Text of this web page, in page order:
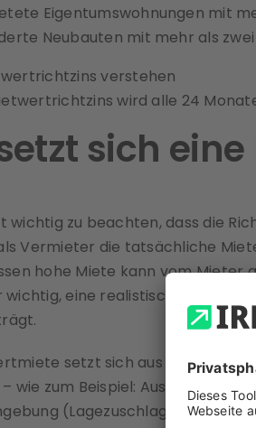
Eigentumswohnungen mit
Neubauten mit mehr als
wird alle 24
sich
wichtig zu beachten, dass die
Vermieter die tatsächliche
hohe Miete kann vom
wichtig, eine realistische und
setzt sich aus dem
wie zum Beispiel: Ausstattung
(Lagezuschlag)